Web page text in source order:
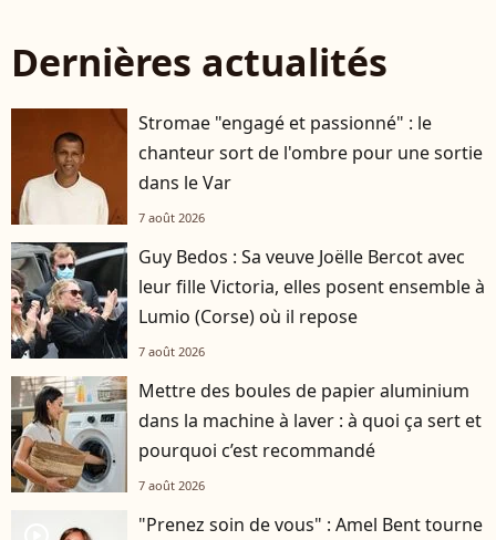
Dernières actualités
Stromae "engagé et passionné" : le
chanteur sort de l'ombre pour une sortie
dans le Var
7 août 2026
Guy Bedos : Sa veuve Joëlle Bercot avec
leur fille Victoria, elles posent ensemble à
Lumio (Corse) où il repose
7 août 2026
Mettre des boules de papier aluminium
dans la machine à laver : à quoi ça sert et
pourquoi c’est recommandé
7 août 2026
"Prenez soin de vous" : Amel Bent tourne